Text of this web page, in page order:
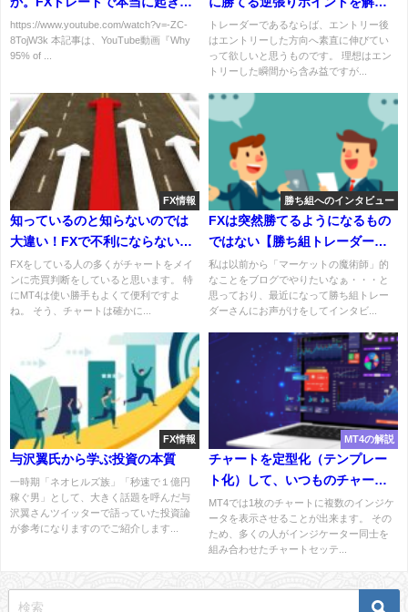
いることを解説
https://www.youtube.com/watch?v=-ZC-
8TojW3k 本記事は、YouTube動画『Why
95% of ...
説！
トレーダーであるならば、エントリー後
はエントリーした方向へ素直に伸びてい
って欲しいと思うものです。 理想はエン
トリーした瞬間から含み益ですが...
FX情報
知っているのと知らないのでは
大違い！FXで不利にならないた
めの情報サイト！
FXをしている人の多くがチャートをメイ
ンに売買判断をしていると思います。 特
にMT4は使い勝手もよくて便利ですよ
ね。 そう、チャートは確かに...
勝ち組へのインタビュー
FXは突然勝てるようになるもの
ではない【勝ち組トレーダーに
インタビュー】
私は以前から「マーケットの魔術師」的
なことをブログでやりたいなぁ・・・と
思っており、最近になって勝ち組トレー
ダーさんにお声がけをしてインタビ...
FX情報
与沢翼氏から学ぶ投資の本質
一時期「ネオヒルズ族」「秒速で１億円
稼ぐ男」として、大きく話題を呼んだ与
沢翼さんツイッターで語っていた投資論
が参考になりますのでご紹介します...
MT4の解説
チャートを定型化（テンプレー
ト化）して、いつものチャート
を一発で呼び出せるようにしよ
う！
MT4では1枚のチャートに複数のインジケ
ータを表示させることが出来ます。 その
ため、多くの人がインジケーター同士を
組み合わせたチャートセッテ...